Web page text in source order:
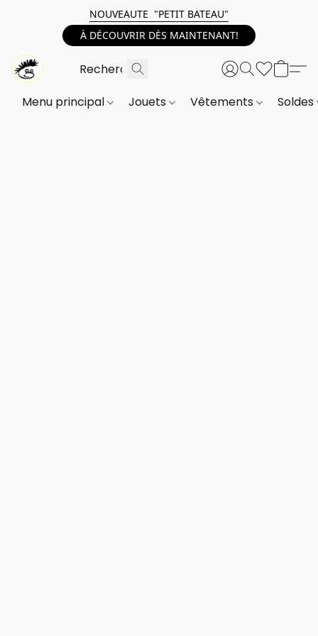
NOUVEAUTE "PETIT BATEAU"
À DÉCOUVRIR DÈS MAINTENANT!
Menu principal Jouets Vêtements Soldes